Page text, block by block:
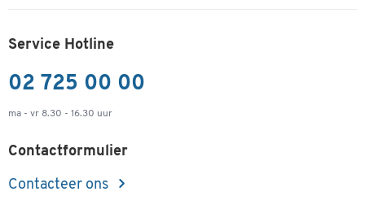
Service Hotline
02 725 00 00
ma - vr 8.30 - 16.30 uur
Contactformulier
Contacteer ons